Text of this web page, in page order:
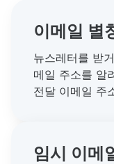
이메일 별
뉴스레터를 받
메일 주소를 알
전달 이메일 주
임시 이메